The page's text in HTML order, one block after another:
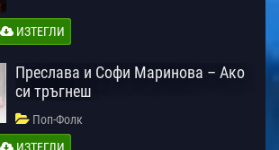
ИЗТЕГЛИ
Преслава и Софи Маринова – Ако
си тръгнеш
Поп-Фолк
ИЗТЕГЛИ